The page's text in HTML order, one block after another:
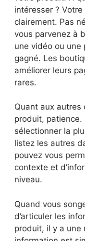
intéresser ?
clairement. Pas
vous parvenez à
une vidéo ou une
gagné. Les
améliorer leurs
rares.
Quant aux autres
produit, patience.
sélectionner la
listez les autres
pouvez vous
contexte et
niveau.
Quand vous
d’articuler les
produit, il y a une